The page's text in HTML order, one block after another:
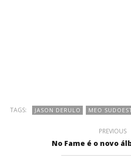
TAGS: JASON DERULO MEO
PREVIOUS
No Fame é o novo